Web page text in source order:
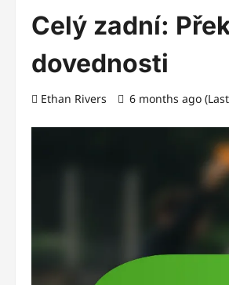
Celý zadní:
dovednosti
Ethan Rivers 6 months ago